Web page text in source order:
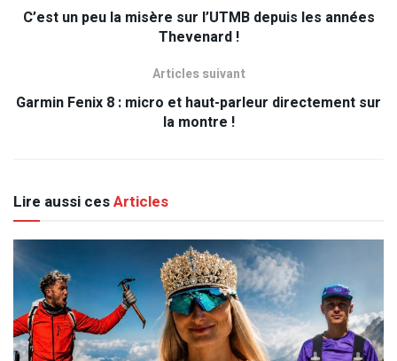
C’est un peu la misère sur l’UTMB depuis les années
Thevenard !
Articles suivant
Garmin Fenix 8 : micro et haut-parleur directement sur
la montre !
Lire aussi cesArticles